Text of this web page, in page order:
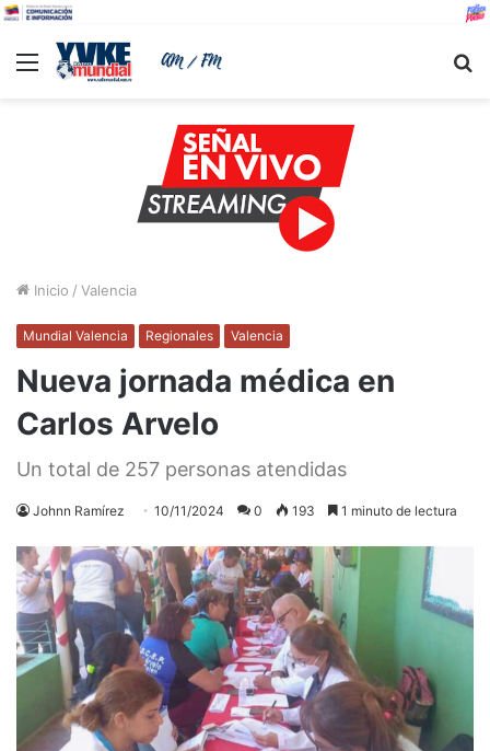
Menu
Inicio / Valencia
Mundial Valencia Regionales Valencia
Nueva jornada médica en
Carlos Arvelo
Un total de 257 personas atendidas
Johnn Ramírez 10/11/2024 0 193 1 minuto de lectura